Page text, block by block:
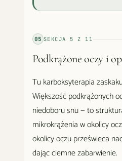
05 SEKCJA 5 Z 11
Podkrążone oczy i
Tu karboksyterapia
Większość podkrążonych
niedoboru snu — to
mikrokrążenia w okolicy
okolicy oczu prześwieca
dając ciemne zabarwienie.